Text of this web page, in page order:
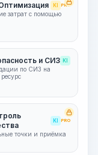
KI PRO
затрат с помощью
и СИЗ KI
по СИЗ на
KI PRO
точки и приёмка